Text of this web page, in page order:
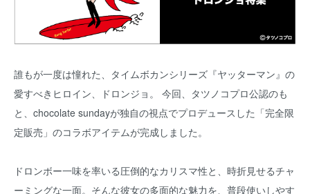
誰もが一度は憧れた、タイムボカンシリーズ『ヤッターマン』の
愛すべきヒロイン、ドロンジョ。 今回、タツノコプロ公認のも
と、chocolate sundayが独自の視点でプロデュースした「完全限
定販売」のコラボアイテムが完成しました。
ドロンボー一味を率いる圧倒的なカリスマ性と、時折見せるチャ
ーミングな一面。そんな彼女の多面的な魅力を、普段使いしやす